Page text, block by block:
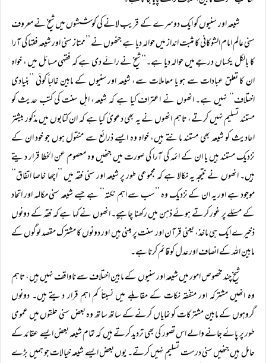
شیعہ اور سنیوں کو ایک دوسرے کے قریب لانے کی کوششوں میں شیخ نے معروف
سنی عالم امام الشوکانی کا مثبت انداز میں حوالہ دیا ہے جنھوں نے ’’ممتاز سنی اور شیعہ فقہا کی آرا
کا بالکل یکساں درجے میں حوالہ دیا ہے۔‘‘ شیخ نے رائے دی ہے کہ فقہی مسائل میں ، خواہ
ان کا تعلق عبادات سے ہو یا معاملات سے، شیعہ اور سنیوں کے مابین غالباً کوئی ’’بنیادی
اختلاف‘‘ نہیں ہے۔ انھوں نے اعتراف کیا ہے کہ شیعہ، اہل سنت کی کتب حدیث کو
مستند تسلیم نہیں کرتے، تاہم انھوں نے یہ بھی دعویٰ کیا ہے کہ ان کتابوں میں مذکور بیشتر
احادیث کو شیعہ بھی مستند مانتے ہیں، خواہ وہ ایسے ذرائع سے منقول ہوں جو خود ان کے
نزدیک مستند ہیں یا ان کے ائمہ کی آرا کی صورت میں جنھیں وہ معصوم عن الخطا قرار دیتے
ہیں۔ انھوں نے نتیجہ یہ نکالا ہے کہ مجموعی طور پر شیعہ اور سنی فقہ میں ’’اچھا خاصا اتفاق‘‘
موجود ہے اور یہ ان کے نزدیک وہ ’’سب سے اہم نکتہ‘‘ ہے جسے شیعہ سنی مکالمہ اور اتحاد
کے مسئلے پر غور کرتے ہوئے ذہن میں رکھنا چاہیے۔ انھوں نے کہا ہے کہ فقہ کے دونوں
ذخیرے ایک ہی ماخذ، یعنی قرآن اور سنت پر مبنی ہیں اور دونوں کا مشترک مقصد لوگوں کے
مابین اللہ کے انصاف اور عدل کو قائم کرنا ہے۔
شیخ چند مخصوص امور میں شیعہ اور سنیوں کے مابین اختلاف سے ناواقف نہیں ہیں، تاہم
وہ انھیں مشترکہ اور متفقہ نکات کے مقابلے میں نسبتاً کم اہم قرار دیتے ہیں۔ دونوں
گروہوں کے مابین مشترکات کو نمایاں کرنے کے ساتھ ساتھ وہ بعض سنی حلقوں میں عمومی
طور پر پائے جانے والے اس تصور کی بھی تردید کرتے ہیں کہ تمام شیعہ بعض ایسے عقائد کے
حامل ہیں جنھیں سنی درست تسلیم نہیں کرتے۔ یوں بعض ایسے شیعہ خیالات جو ہمیں بڑے